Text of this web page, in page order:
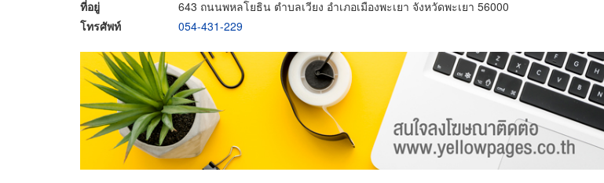
ที่อยู่
643 ถนนพหลโยธิน ตำบลเวียง อำเภอเมืองพะเยา จังหวัดพะเยา 56000
โทรศัพท์
054-431-229